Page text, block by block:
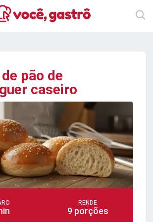
pão de
caseiro
RENDE
9 porções